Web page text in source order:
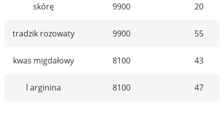
skórę 9900 20
tradzik rozowaty 9900 55
kwas migdałowy 8100 43
l arginina 8100 47